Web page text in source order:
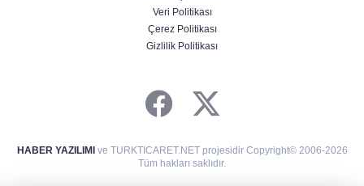
Veri Politikası
Çerez Politikası
Gizlilik Politikası
HABER YAZILIMIve TURKTICARET.NET projesidir Copyright© 2006-2026
Tüm hakları saklıdır.